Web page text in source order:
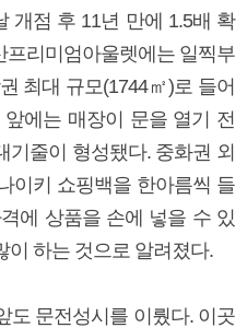
개점 후 11년 만에 1.5배 확
리미엄아울렛에는 일찍부
최대 규모(1744㎡)로 들어
앞에는 매장이 문을 열기 전
기줄이 형성됐다. 중화권 외
이키 쇼핑백을 한아름씩 들
에 상품을 손에 넣을 수 있
이 하는 것으로 알려졌다.
도 문전성시를 이뤘다. 이곳